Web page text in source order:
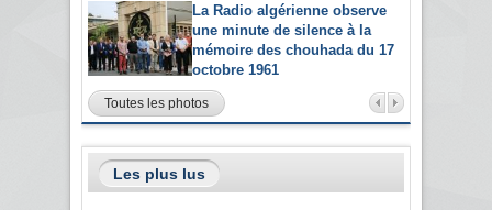
La Radio algérienne observe
une minute de silence à la
mémoire des chouhada du 17
octobre 1961
Toutes les photos
Les plus lus